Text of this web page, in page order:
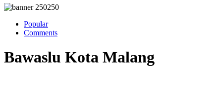
Popular
Comments
Bawaslu Kota Malang